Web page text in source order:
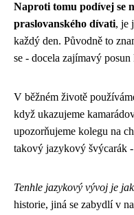
Naproti tomu podívej se
praslovanského dívati, je
každý den. Původně to
se - docela zajímavý
V běžném životě
když ukazujeme
upozorňujeme kolegu na
takový jazykový švýcarák
Tenhle jazykový vývoj je
historie, jiná se zabydlí v